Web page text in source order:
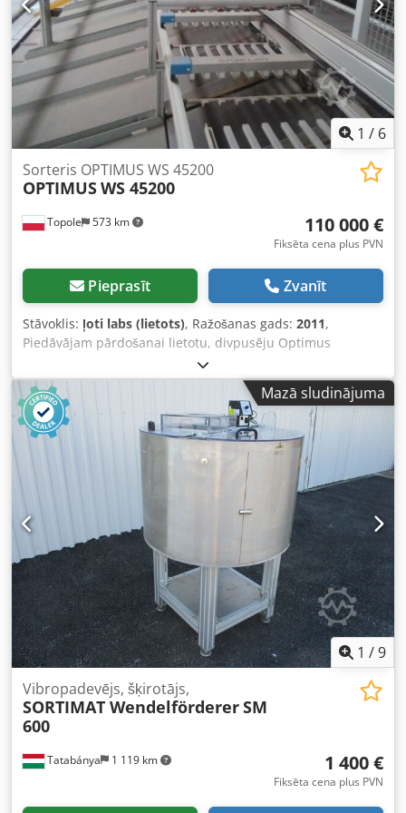
1 / 6
Topole 573 km
Sorteris OPTIMUS WS 45200
OPTIMUSWS 45200
110 000 €
Fiksēta cena plus PVN
Pieprasīt Zvanīt
Stāvoklis: ļoti labs (lietots), Ražošanas gads: 2011,
Piedāvājam pārdošanai lietotu, divpusēju Optimus
šķirošanas sistēmu. Tā ir Optisorter ierīce, modelis WS
45200. Sistēma ir pilnībā demontēta un sagatavota
transportēšanai. Tehniskie dati: Ražošanas gads: 2011
Skaitītāju plāksne: 3F + N + PE, Vadības spriegums: 24 VDC,
Barošanas spriegums: 400 V, 25 A (maks.) Produkta izmēri:
min. 150x150x5mm, svars 0,1kg; maks. 400x280x40mm,
svars 2kg Ietilpība: 4500 konteineri stundā Kopējais
garums: 38 m Dcjdpfxsixl S Re Amzsk Platums: 7 m Ievades
staciju skaits: 3 gab. Spārnu skaits: 114 gab. Izlādes izeju
kopskaits: 201, no tām 120 vienā pusē un 81 otrā pusē
Motoru skaits: 2 gab. Iekārtas atrašanās vieta: 89-600
Chojnice/Polija Iekārta ir demontēta, uzglabāta sausumā
un gatava nosūtīšanai. Ja rodas interese, lūdzu, sazinieties.
Mazā sludinājuma
1 /9
Tatabánya 1 119 km
Vibropadevējs, šķirotājs,
SORTIMAT WendelfördererSM
600
1 400 €
Fiksēta cena plus PVN